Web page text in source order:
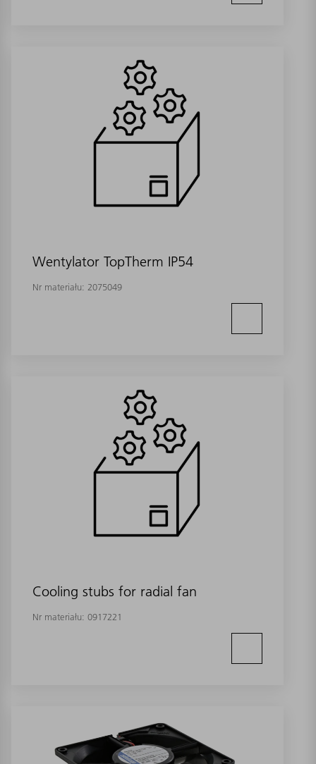
Wentylator TopTherm IP54
Nr materiału: 2075049
Cooling stubs for radial fan
Nr materiału: 0917221